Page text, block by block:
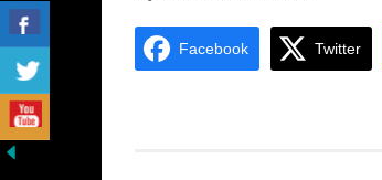
Facebook Twitter